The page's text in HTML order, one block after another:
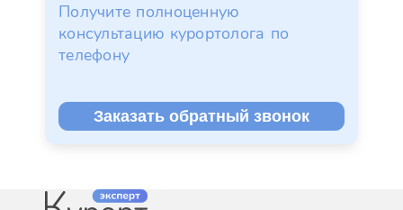
Получите полноценную
консультацию курортолога по
телефону
Заказать обратный звонок